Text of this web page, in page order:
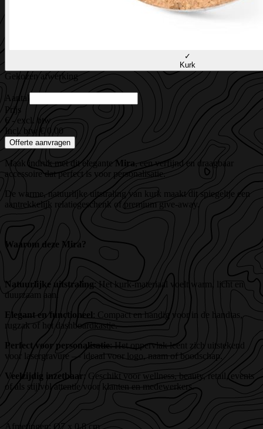
✓
Kurk
Gekozen afwerking
Aantal
Prijs
€ -excl. btw
Incl. btw € 0,00
Offerte aanvragen
Maak indruk met dit elegante Mira, een verfijnd en draagbaar
accessoire dat perfect is voor personalisatie.
De warme, natuurlijke uitstraling van kurk maakt dit spiegeltje een
aantrekkelijk relatiegeschenk of premium give-away.
Waarom deze Mira?
Natuurlijke uitstraling: Het kurk-materiaal voelt warm, licht en
duurzaam aan.
Elegant en functioneel
: Compact en handig voor in de handtas,
rugzak of het dashboardkastje.
Perfect voor personalisatie: Het oppervlak leent zich uitstekend
voor lasergravure — ideaal voor logo, naam of boodschap.
Veelzijdig inzetbaar : Geschikt voor wellness, beauty, retail, events
of als stijlvol attentie voor klanten en medewerkers.
Afmetingen: Ø7 x 0,8 cm